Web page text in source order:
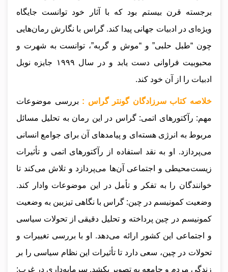
برجسته قرن بیستم بود که با آثار خود توانست جایگاه
ویژه‌ای در ادبیات جهانی پیدا کند. گراس با نگارش رمان‌هایی
چون “طبل حلبی” و “موش و گربه”، توانست به شهرت و
محبوبیت فراوانی دست یابد و در سال ۱۹۹۹ جایزه نوبل
ادبیات را از آن خود کند.
خلاصه کتاب سرزادگان گونتر گراس : بررسی موضوعات
مهم: رآکتورهای اتمی: گراس در این رمان به تحلیل مسائل
مربوط به انرژی هسته‌ای و پیامدهای آن برای جوامع انسانی
می‌پردازد. او به نقد استفاده از رآکتورهای اتمی و تأثیرات
زیست‌محیطی و اجتماعی آن‌ها می‌پردازد و تلاش می‌کند تا
خوانندگان را به تفکر و تأمل در این موضوعات وادار کند.
وضعیت کمونیسم در چین: گراس با نگاهی تیزبین به وضعیت
کمونیسم در چین پرداخته و تحلیل دقیقی از تحولات سیاسی
و اجتماعی این کشور ارائه می‌دهد. او با بررسی تغییرات و
تحولات در چین، سعی دارد تا تأثیرات این نظام سیاسی را بر
زندگی مردم و جامعه به تصویر بکشد. سرمایه‌داری در غرب: